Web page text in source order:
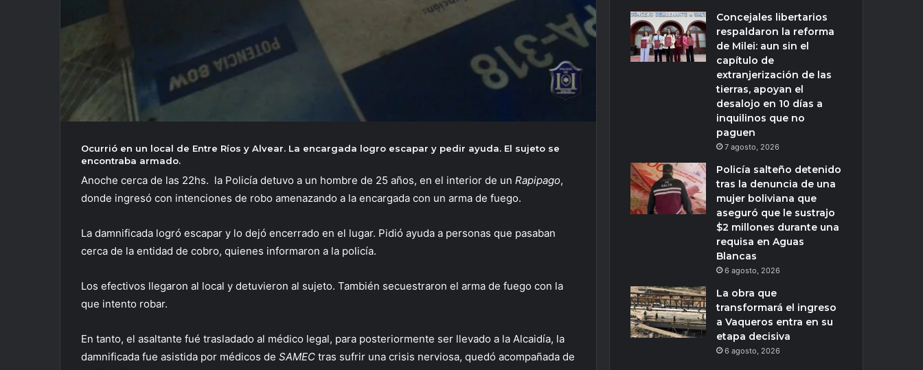
Ocurrió en un local de Entre Ríos y Alvear. La encargada logro escapar y pedir ayuda. El sujeto se
encontraba armado.
Anoche cerca de las 22hs. la Policía detuvo a un hombre de 25 años, en el interior de un Rapipago,
donde ingresó con intenciones de robo amenazando a la encargada con un arma de fuego.
La damnificada logró escapar y lo dejó encerrado en el lugar. Pidió ayuda a personas que pasaban
cerca de la entidad de cobro, quienes informaron a la policía.
Los efectivos llegaron al local y detuvieron al sujeto. También secuestraron el arma de fuego con la
que intento robar.
En tanto, el asaltante fué trasladado al médico legal, para posteriormente ser llevado a la Alcaidía, la
damnificada fue asistida por médicos de SAMEC tras sufrir una crisis nerviosa, quedó acompañada de
Concejales libertarios
respaldaron la reforma
de Milei: aun sin el
capítulo de
extranjerización de las
tierras, apoyan el
desalojo en 10 días a
inquilinos que no
paguen
7 agosto, 2026
Policía salteño detenido
tras la denuncia de una
mujer boliviana que
aseguró que le sustrajo
$2 millones durante una
requisa en Aguas
Blancas
6 agosto, 2026
La obra que
transformará el ingreso
a Vaqueros entra en su
etapa decisiva
6 agosto, 2026